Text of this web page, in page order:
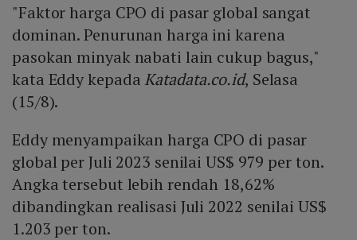
"Faktor harga CPO di pasar global sangat
dominan. Penurunan harga ini karena
pasokan minyak nabati lain cukup bagus,"
kata Eddy kepada Katadata.co.id, Selasa
(15/8).
Eddy menyampaikan harga CPO di pasar
global per Juli 2023 senilai US$ 979 per ton.
Angka tersebut lebih rendah 18,62%
dibandingkan realisasi Juli 2022 senilai US$
1.203 per ton.